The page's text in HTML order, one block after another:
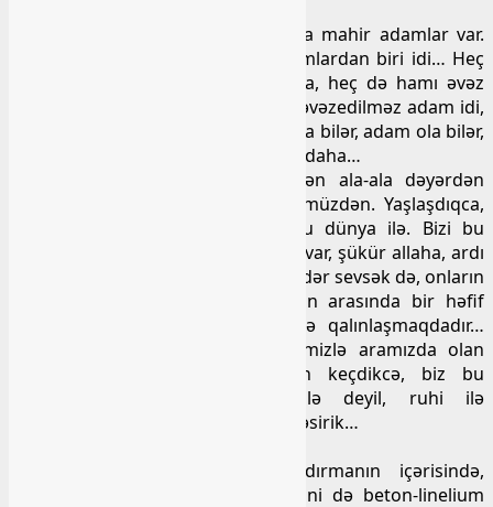
Həyatda kamil insan yoxdur, amma mahir adamlar var.
Mahir əmioğlu da belə mahir adamlardan biri idi… Heç
kəsin əvəzi olmasa da bu dünyada, heç də hamı əvəz
edilməz deyil. Mahir doğrudan da əvəzedilməz adam idi,
onun kimi, ondan da yaxşı həkim ola bilər, adam ola bilər,
amma onun kimi xarakter tapılmaz daha…
Zalım fələk sevdiklərimizi əlimizdən ala-ala dəyərdən
saldı dünyanı gözümüzdən, könlümüzdən. Yaşlaşdıqca,
yarı o dünyayla yaşayırıq, yarı bu dünya ilə. Bizi bu
dünyaya bağlayan yeni nəsillərimiz var, şükür allaha, ardı
gəlir… Amma qəribədir onları nə qədər sevsək də, onların
düşüncəsi, təfəkkürü ilə bizimkinin arasında bir həfif
sərhəd var və bu sərəd getdikcə qalınlaşmaqdadır…
Eynilə biz uşaq olanda böyüklərimizlə aramızda olan
düşüncə fərqi kimi… Və zaman keçdikcə, biz bu
sərhəddən daha çox cismi ilə deyil, ruhi ilə
yaşadıqlarımızın mənzilinə tərəf tələsirik…
Yataqxananın dar otağında qızdırmanın içərisində,
divanda üzü üstə yatmışdı, bir əlini də beton-linelium